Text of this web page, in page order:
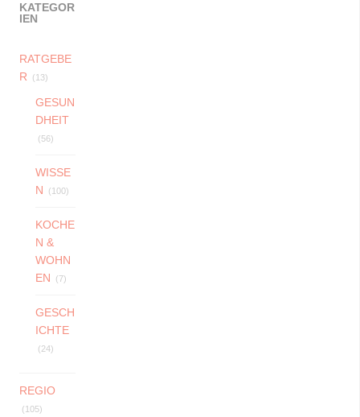
KATEGOR
IEN
RATGEBE
R
(13)
GESUN
DHEIT
(56)
WISSE
N
(100)
KOCHE
N &
WOHN
EN
(7)
GESCH
ICHTE
(24)
REGIO
(105)